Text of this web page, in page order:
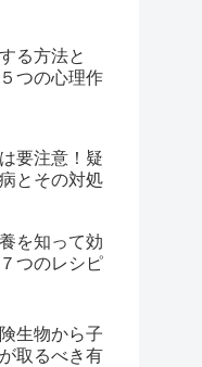
る方法と
つの心理作
要注意！疑
とその対処
を知って効
つのレシピ
生物から子
取るべき有